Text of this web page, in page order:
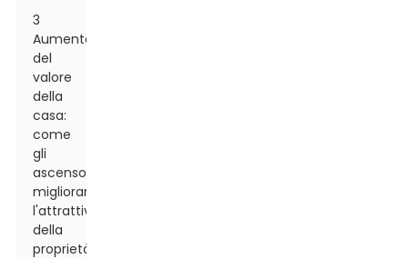
3
Aumento
del
valore
della
casa:
come
gli
ascensori
migliorano
l'attrattiva
della
proprietà